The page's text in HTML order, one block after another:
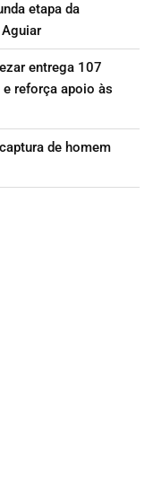
etapa da
entrega 107
reforça apoio às
de homem